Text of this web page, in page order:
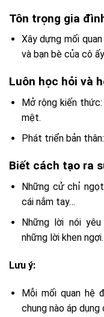
Tôn trọng gia
Xây dựng mối
và bạn bè của cô
Luôn học hỏi và
Mở rộng kiến
mệt.
Phát triển bản
Biết cách tạo ra
Những cử chỉ
cái nắm tay…
Những lời nói
những lời khen ngợi.
Lưu ý:
Mỗi mối quan hệ
chung nào áp